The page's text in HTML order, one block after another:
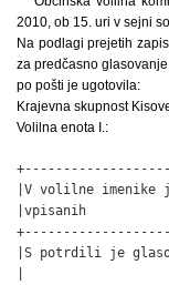
2010, ob 15. uri v sejni
Na podlagi prejetih
za predčasno
po pošti je ugotovila:
Krajevna skupnost
Volilna enota I.:
|V volilne
|vpisanih
|S potrdili je
|